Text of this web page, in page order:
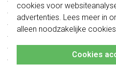
cookies voor
advertenties. Lees meer in
alleen noodzakelijke
Cookies
- Uitgangsspanning USB: DC 5 V
- Laadstroom:
- USB A: max. 2,4 A
- USB C: max. 3 A
- Stand-by: ≤80 mW
niette combineren met de
van vóór augustus 2024.
Klik hiervoor meer informatie,